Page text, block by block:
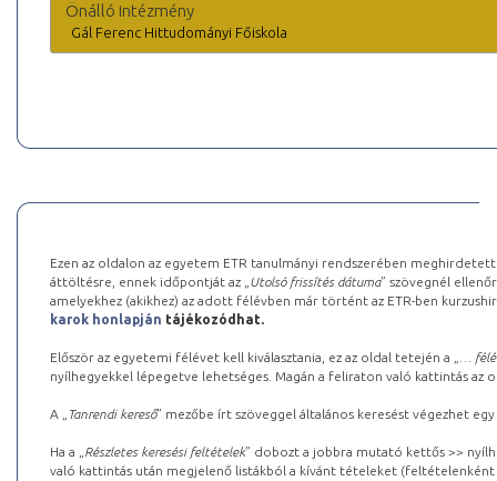
Önálló intézmény
Gál Ferenc Hittudományi Főiskola
Ezen az oldalon az egyetem ETR tanulmányi rendszerében
áttöltésre, ennek időpontját az „ Utolsó frissítés dátuma” szövegnél
amelyekhez (akikhez) az adott félévben már történt az ETR-ben
karok honlapján tájékozódhat.
Először az egyetemi félévet kell kiválasztania, ez az oldal tetején a „
…
nyílhegyekkel lépegetve lehetséges. Magán a feliraton való kattintás az
A „ Tanrendi kereső” mezőbe írt szöveggel általános keresést végezhet
Ha a „ Részletes keresési feltételek” dobozt a jobbra mutató kettős >>
való kattintás után megjelenő listákból a kívánt tételeket (feltételenként